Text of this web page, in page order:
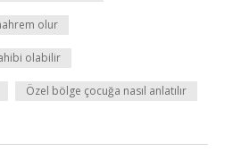
olur
olabilir
Özel bölge çocuğa nasıl anlatılır